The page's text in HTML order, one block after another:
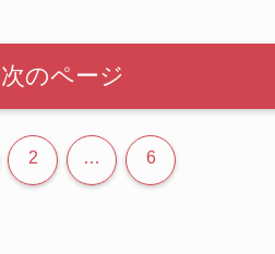
次のページ
2 … 6